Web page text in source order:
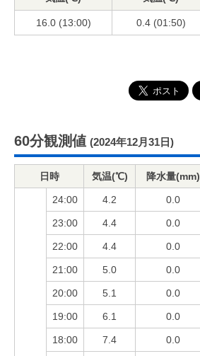
16.0 (13:00) 0.4 (01:50)
60分観測値 (2024年12月31日)
日時 気温(℃) 降水量(mm)
24:00 4.2 0.0
23:00 4.4 0.0
22:00 4.4 0.0
21:00 5.0 0.0
20:00 5.1 0.0
19:00 6.1 0.0
18:00 7.4 0.0